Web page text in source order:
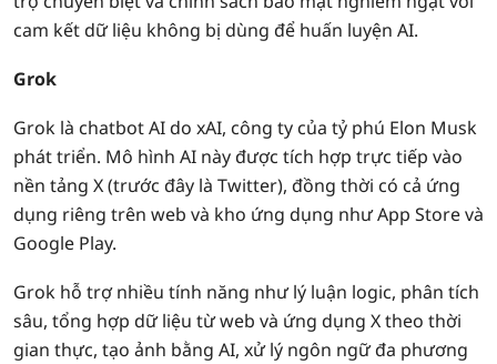
cam kết dữ liệu không bị dùng để huấn luyện AI.
Grok
Grok là chatbot AI do xAI, công ty của tỷ phú Elon Musk
phát triển. Mô hình AI này được tích hợp trực tiếp vào
nền tảng X (trước đây là Twitter), đồng thời có cả ứng
dụng riêng trên web và kho ứng dụng như App Store và
Google Play.
Grok hỗ trợ nhiều tính năng như lý luận logic, phân tích
sâu, tổng hợp dữ liệu từ web và ứng dụng X theo thời
gian thực, tạo ảnh bằng AI, xử lý ngôn ngữ đa phương